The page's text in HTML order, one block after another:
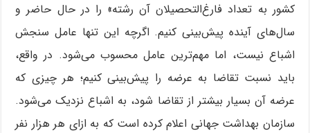
کشور به تعداد فارغ‌التحصیلان آن رشته» را در حال حاضر و
سال‌های آینده پیش‌بینی کنیم. اگرچه این تنها عامل سنجش
اشباع نیست، اما مهم‌ترین عامل محسوب می‌شود. در واقع،
باید نسبت تقاضا به عرضه را پیش‌بینی کنیم؛ هر چیزی که
عرضه آن بسیار بیشتر از تقاضا شود، به اشباع نزدیک می‌شود.
سازمان بهداشت جهانی اعلام کرده است که به ازای هر هزار نفر